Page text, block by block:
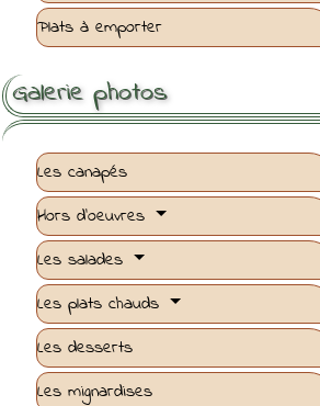
Plats à emporter
Galerie photos
Les canapés
Hors d'oeuvres
Les salades
Les plats chauds
Les desserts
Les mignardises